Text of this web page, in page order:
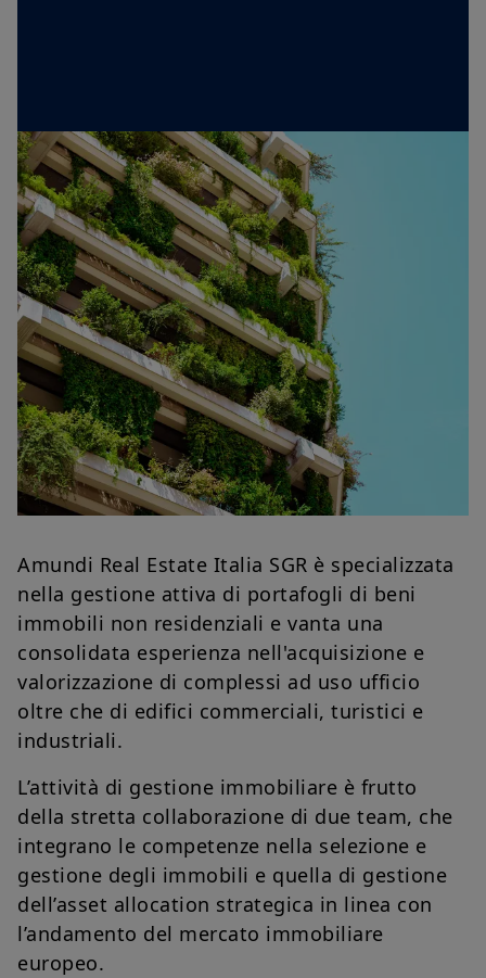
Amundi Real Estate Italia SGR è specializzata
nella gestione attiva di portafogli di beni
immobili non residenziali e vanta una
consolidata esperienza nell'acquisizione e
valorizzazione di complessi ad uso ufficio
oltre che di edifici commerciali, turistici e
industriali.
L’attività di gestione immobiliare è frutto
della stretta collaborazione di due team, che
integrano le competenze nella selezione e
gestione degli immobili e quella di gestione
dell’asset allocation strategica in linea con
l’andamento del mercato immobiliare
europeo.